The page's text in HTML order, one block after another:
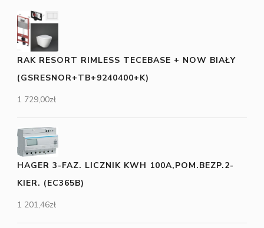
RAK RESORT RIMLESS TECEBASE + NOW BIAŁY
(GSRESNOR+TB+9240400+K)
1 729,00zł
HAGER 3-FAZ. LICZNIK KWH 100A,POM.BEZP.2-
KIER. (EC365B)
1 201,46zł